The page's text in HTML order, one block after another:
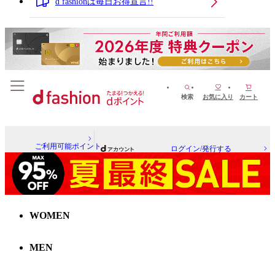
検索 お気に入り カート
ご利用可能ポイント ログイン/発行する
WOMEN
MEN